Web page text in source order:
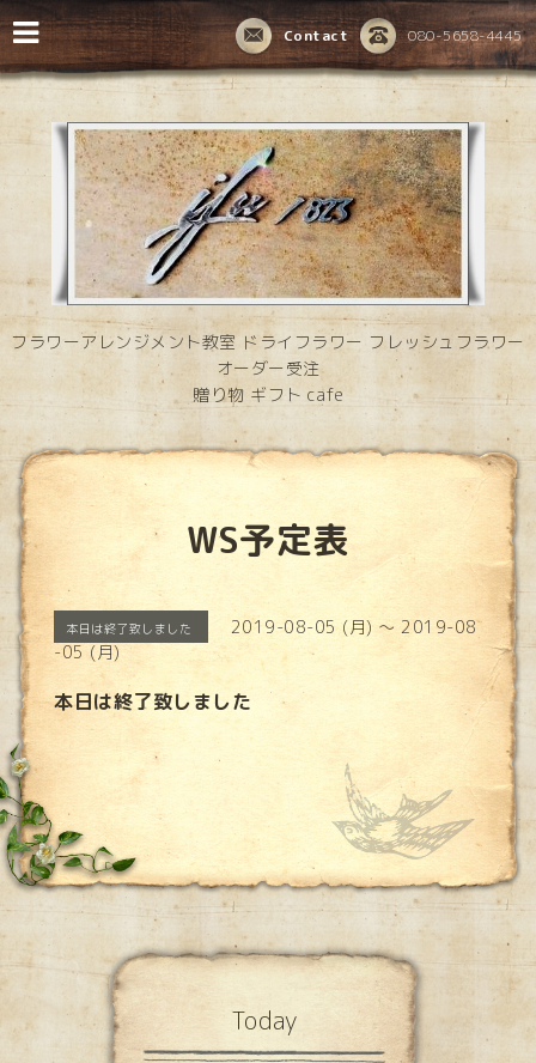
080-5658-4445
Contact
フラワーアレンジメント教室 ドライフラワー フレッシュフラワー
オーダー受注
贈り物 ギフト cafe
WS予定表
本日は終了致しました
2019-08-05 (月) ～ 2019-08
-05 (月)
本日は終了致しました
Today